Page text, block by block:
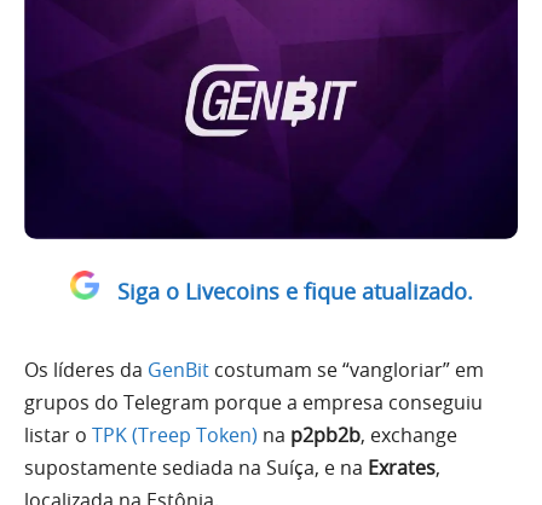
Siga o Livecoins e fique atualizado.
Os líderes da GenBit costumam se “vangloriar” em
grupos do Telegram porque a empresa conseguiu
listar o TPK (Treep Token) na p2pb2b, exchange
supostamente sediada na Suíça, e na Exrates,